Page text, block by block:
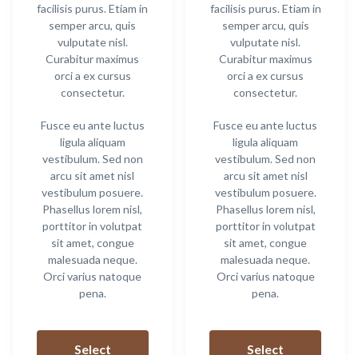
facilisis purus. Etiam in
semper arcu, quis
vulputate nisl.
Curabitur maximus
orci a ex cursus
consectetur.
Fusce eu ante luctus
ligula aliquam
vestibulum. Sed non
arcu sit amet nisl
vestibulum posuere.
Phasellus lorem nisl,
porttitor in volutpat
sit amet, congue
malesuada neque.
Orci varius natoque
pena.
Select
facilisis purus. Etiam in
semper arcu, quis
vulputate nisl.
Curabitur maximus
orci a ex cursus
consectetur.
Fusce eu ante luctus
ligula aliquam
vestibulum. Sed non
arcu sit amet nisl
vestibulum posuere.
Phasellus lorem nisl,
porttitor in volutpat
sit amet, congue
malesuada neque.
Orci varius natoque
pena.
Select